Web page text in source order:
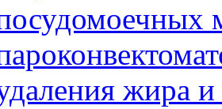
жира и